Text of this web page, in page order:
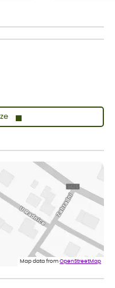
jsem spokojená se
celková spokojenost.
v pěkném stavu. Jediné, co
zboží před
Map data fromOpenStreetMap